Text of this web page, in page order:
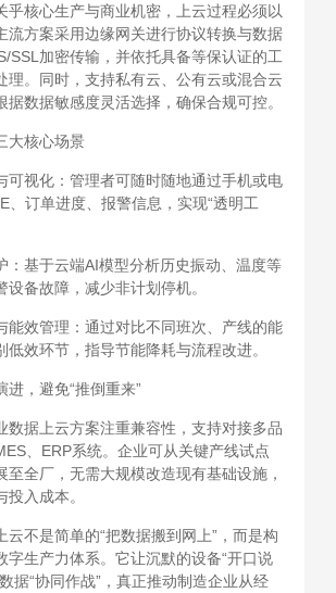
乎核心生产与商业机密，上云过程必须以
流方案采用边缘网关进行协议转换与数据
SSL加密传输，并依托具备等保认证的工
理。同时，支持私有云、公有云或混合云
据数据敏感度灵活选择，确保合规可控。
大核心场景
可视化：管理者可随时随地通过手机或电
、订单进度、报警信息，实现“透明工
：基于云端AI模型分析历史振动、温度等
设备故障，减少非计划停机。
能效管理：通过对比不同班次、产线的能
低效环节，指导节能降耗与流程改进。
进，避免“推倒重来”
数据上云方案注重兼容性，支持对接多品
、ERP系统。企业可从关键产线试点
至全厂，无需大规模改造现有基础设施，
投入成本。
云不是简单的“把数据搬到网上”，而是构
字生产力体系。它让沉默的设备“开口说
据“协同作战”，真正推动制造企业从经